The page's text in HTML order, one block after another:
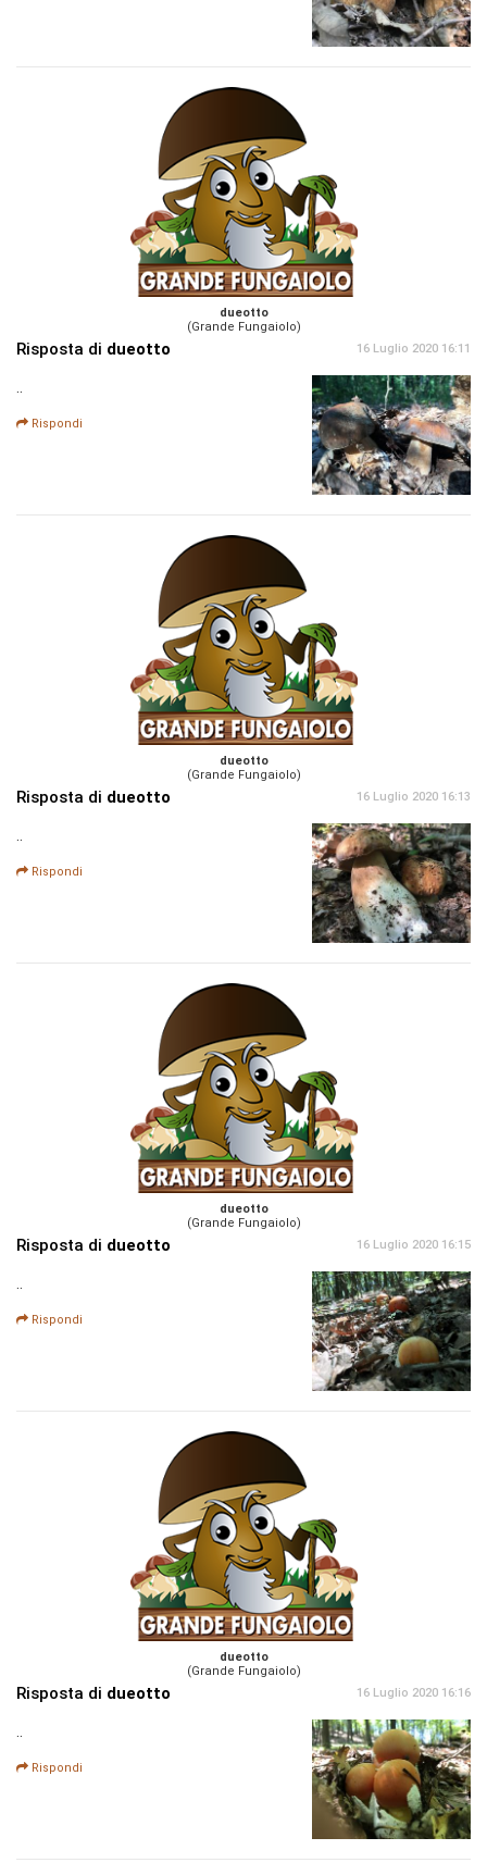
dueotto
(Grande Fungaiolo)
Risposta di dueotto 16 Luglio 2020 16:11
..
Rispondi
dueotto
(Grande Fungaiolo)
Risposta di dueotto 16 Luglio 2020 16:13
..
Rispondi
dueotto
(Grande Fungaiolo)
Risposta di dueotto 16 Luglio 2020 16:15
..
Rispondi
dueotto
(Grande Fungaiolo)
Risposta di dueotto 16 Luglio 2020 16:16
..
Rispondi